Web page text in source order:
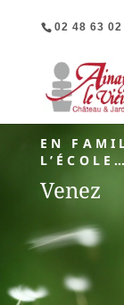
02 48 63 02
EN
L’ÉCOLE…
Venez